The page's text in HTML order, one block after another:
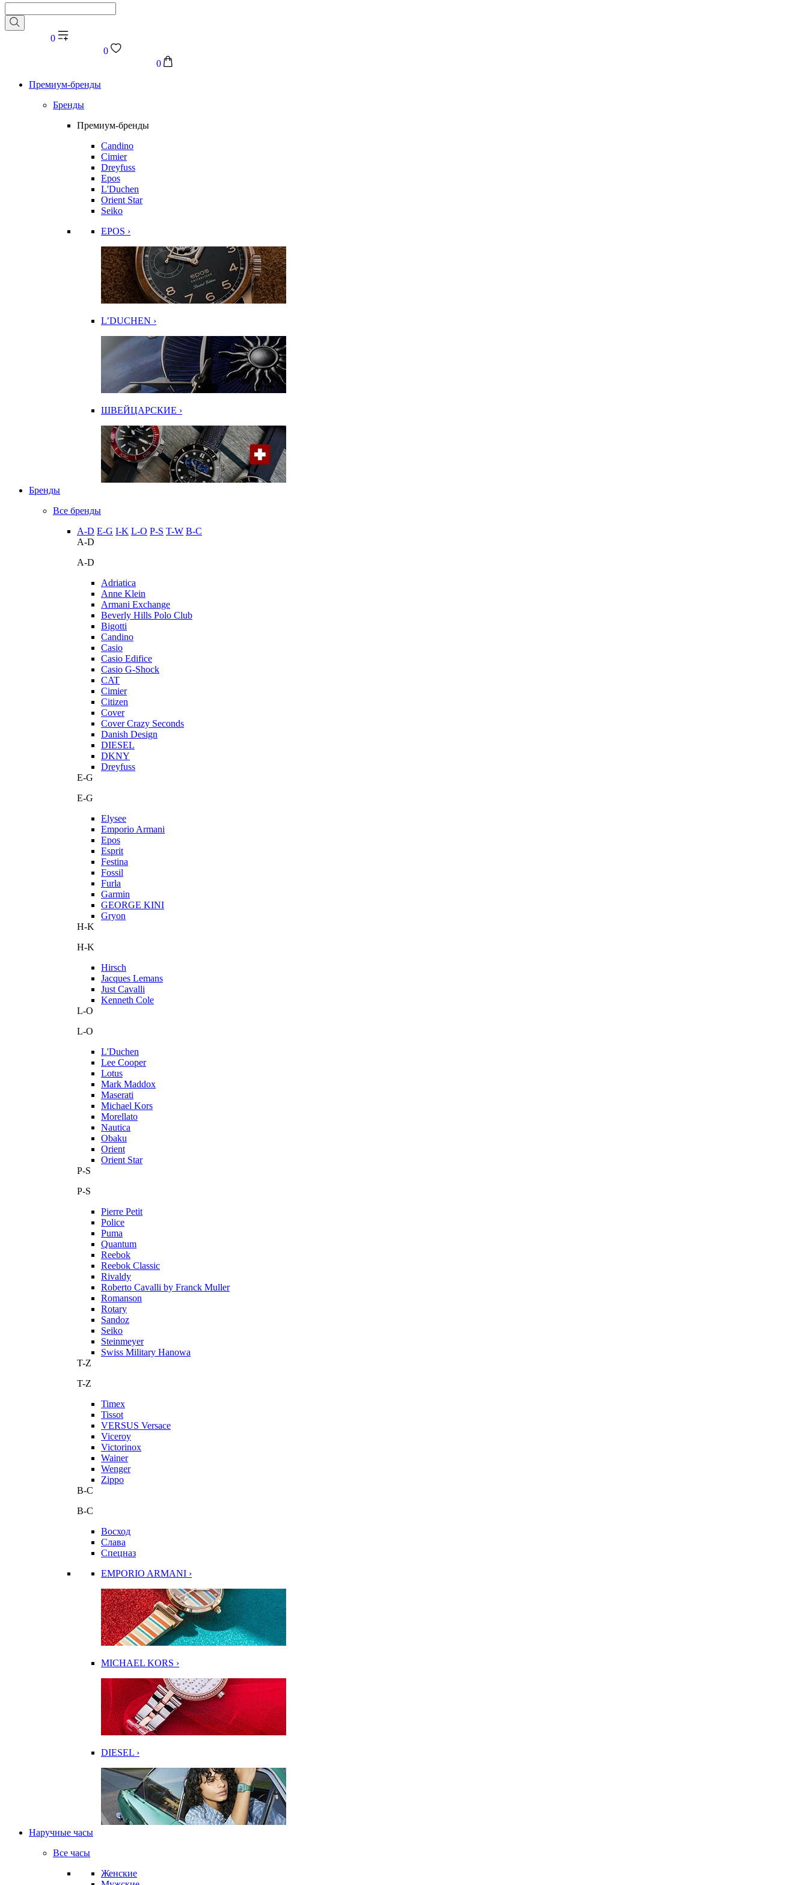
0
0
0
Премиум-бренды
Бренды
Премиум-бренды
Candino
Cimier
Dreyfuss
Epos
L'Duchen
Orient Star
Seiko
EPOS ›
L’DUCHEN ›
ШВЕЙЦАРСКИЕ ›
Бренды
Все бренды
A-D E-G I-K L-O P-S T-W В-С
A-D
A-D
Adriatica
Anne Klein
Armani Exchange
Beverly Hills Polo Club
Bigotti
Candino
Casio
Casio Edifice
Casio G-Shock
CAT
Cimier
Citizen
Cover
Cover Crazy Seconds
Danish Design
DIESEL
DKNY
Dreyfuss
E-G
E-G
Elysee
Emporio Armani
Epos
Esprit
Festina
Fossil
Furla
Garmin
GEORGE KINI
Gryon
H-K
H-K
Hirsch
Jacques Lemans
Just Cavalli
Kenneth Cole
L-O
L-O
L'Duchen
Lee Cooper
Lotus
Mark Maddox
Maserati
Michael Kors
Morellato
Nautica
Obaku
Orient
Orient Star
P-S
P-S
Pierre Petit
Police
Puma
Quantum
Reebok
Reebok Classic
Rivaldy
Roberto Cavalli by Franck Muller
Romanson
Rotary
Sandoz
Seiko
Steinmeyer
Swiss Military Hanowa
T-Z
T-Z
Timex
Tissot
VERSUS Versace
Viceroy
Victorinox
Wainer
Wenger
Zippo
В-С
В-С
Восход
Слава
Спецназ
EMPORIO ARMANI ›
MICHAEL KORS ›
DIESEL ›
Наручные часы
Все часы
Женские